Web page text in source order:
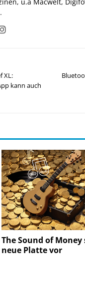
XL:
kann auch
The Sound of
neue Platte vor